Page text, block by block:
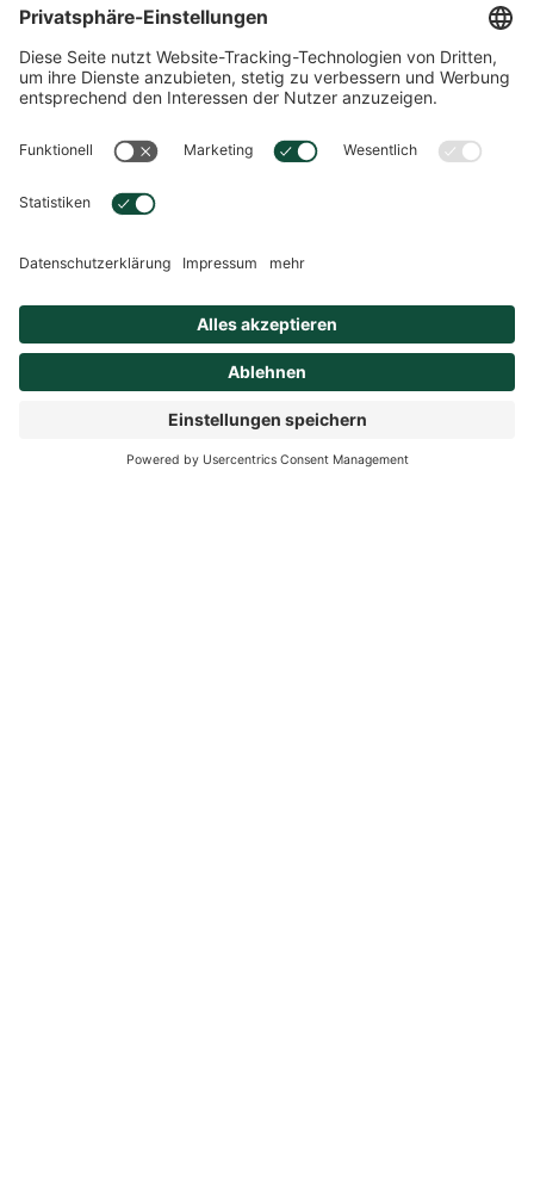
Nachname*
Ja, ich möchte zukünftig von hübner® Informationen
zugesendet bekommen. Dieses Einverständnis kann
ich jederzeit unter info@huebner-vital.de widerrufen.
Ich stimme zu, dass meine Daten gespeichert werden.
Ich habe die Datenschutzerklärung zur Kenntnis